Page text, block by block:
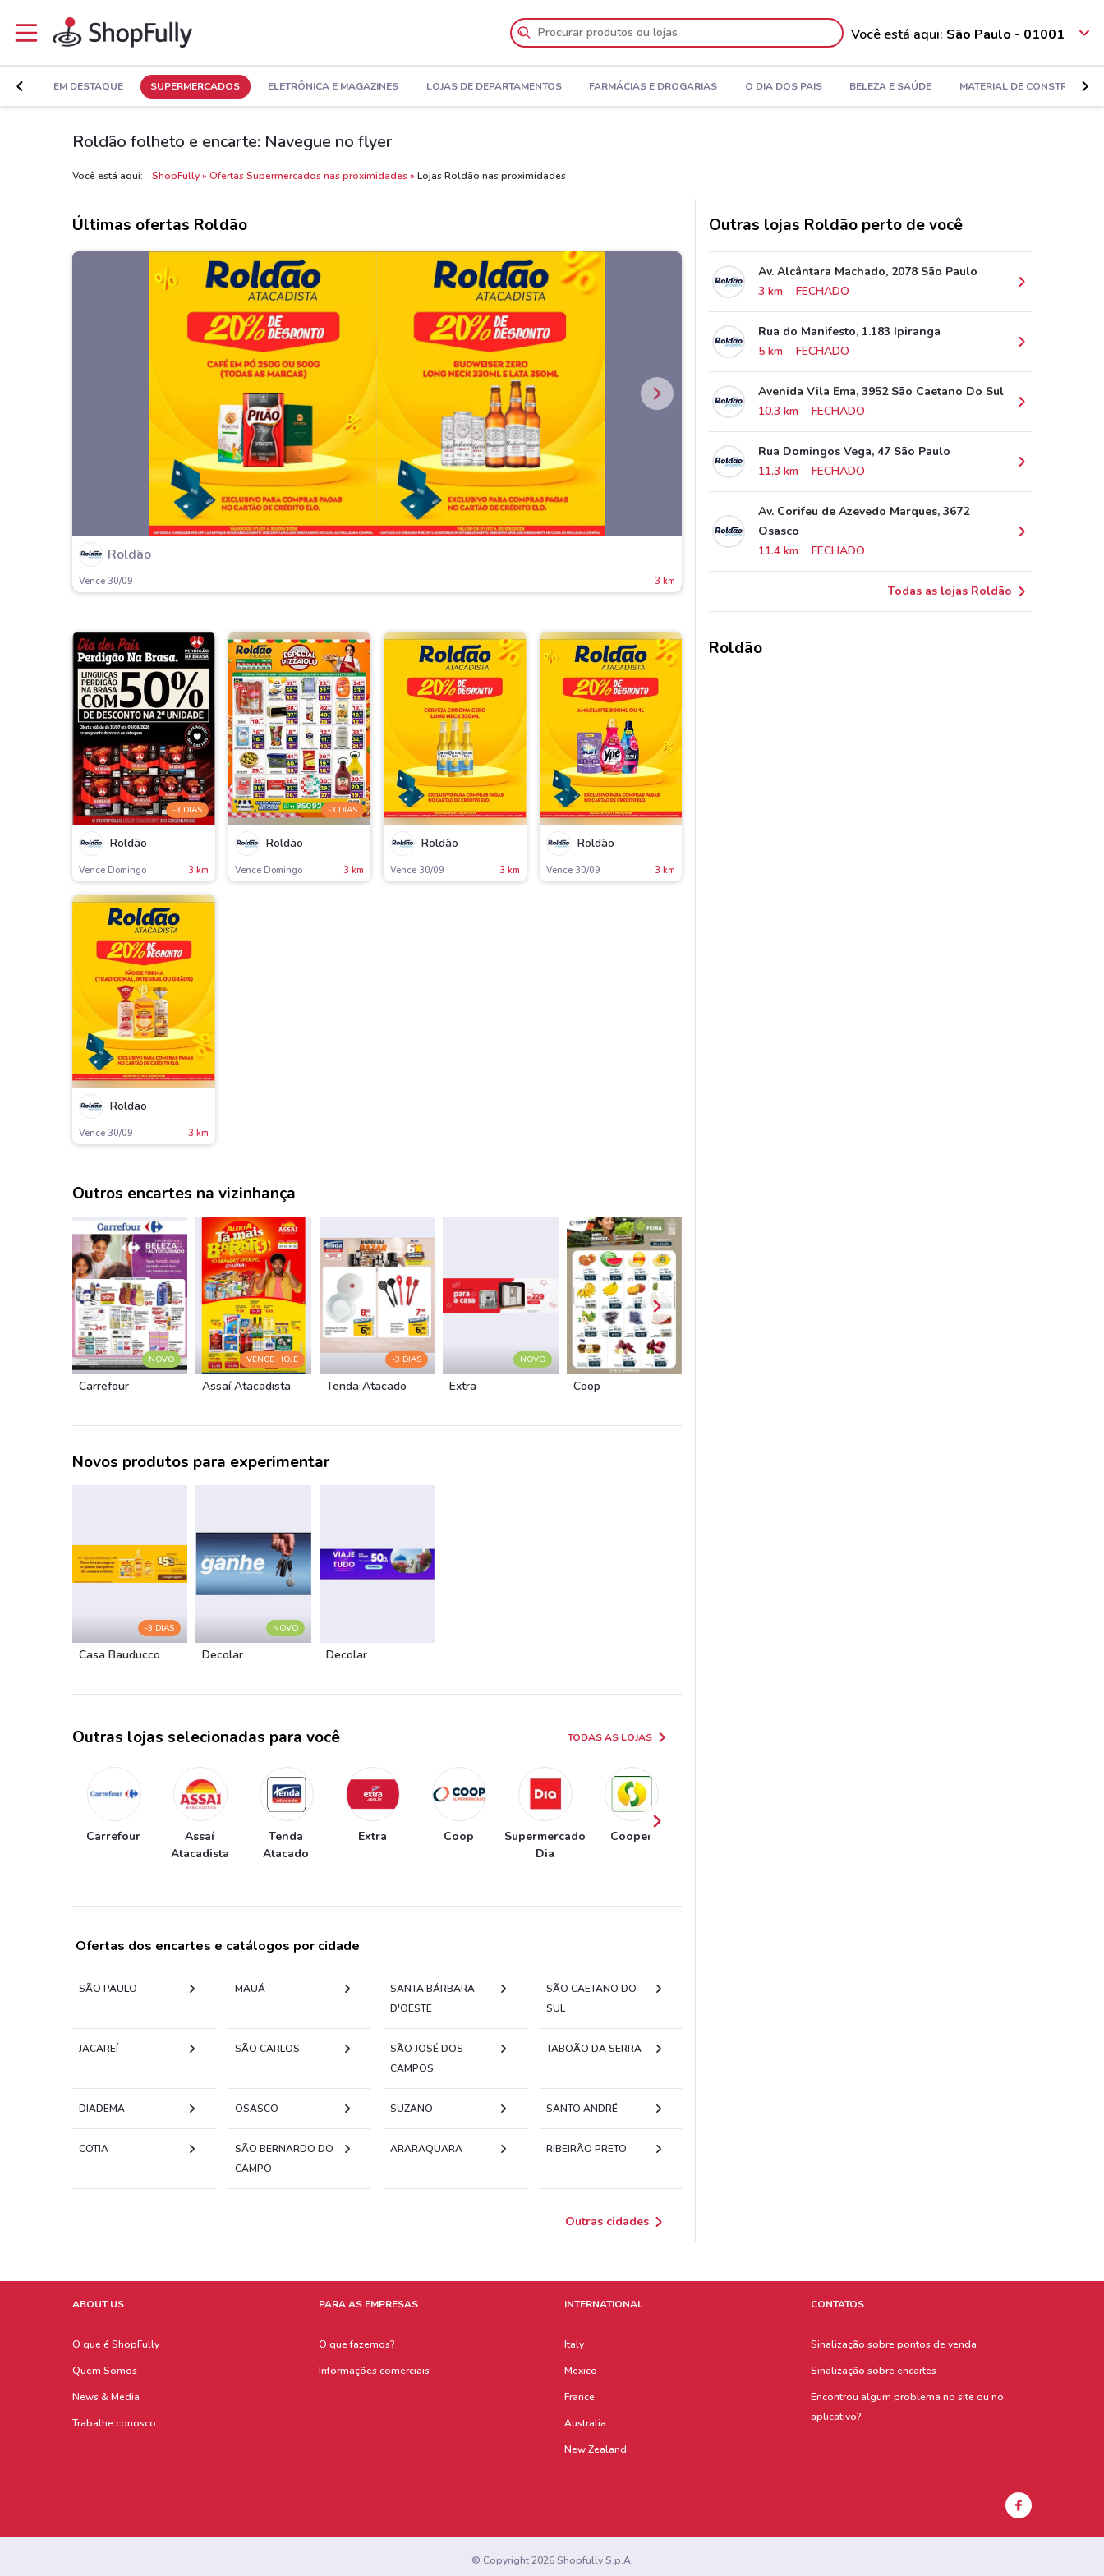
Você está aqui: São Paulo - 01001
EM DESTAQUE SUPERMERCADOS ELETRÔNICA E MAGAZINES LOJAS DE DEPARTAMENTOS FARMÁCIAS E DROGARIAS O DIA DOS PAIS BELEZA E SAÚDE MATERIAL DE CONSTRUÇÃO
Roldão folheto e encarte: Navegue no flyer
Você está aqui: ShopFully Ofertas Supermercados nas proximidades Lojas Roldão nas proximidades
Últimas ofertas Roldão
Roldão
Vence 30/09 3 km
-3 DIAS
Roldão
Vence Domingo 3 km
-3 DIAS
Roldão
Vence Domingo 3 km
Roldão
Vence 30/09 3 km
Roldão
Vence 30/09 3 km
Roldão
Vence 30/09 3 km
Outros encartes na vizinhança
NOVO
Carrefour
VENCE HOJE
Assaí Atacadista
-3 DIAS
Tenda Atacado
NOVO
Extra Coop
Novos produtos para experimentar
-3 DIAS
Casa Bauducco
NOVO
Decolar Decolar
Outras lojas selecionadas para você TODAS AS LOJAS
Carrefour
Assaí
Atacadista
Tenda
Atacado
Extra Coop
Supermercado
Dia
Cooper
Ofertas dos encartes e catálogos por cidade
SÃO PAULO MAUÁ
SANTA BÁRBARA
D'OESTE
SÃO CAETANO DO
SUL
JACAREÍ SÃO CARLOS
SÃO JOSÉ DOS
CAMPOS
TABOÃO DA SERRA
DIADEMA OSASCO SUZANO SANTO ANDRÉ
COTIA
SÃO BERNARDO DO
CAMPO
ARARAQUARA RIBEIRÃO PRETO
Outras cidades
Outras lojas Roldão perto de você
Av. Alcântara Machado, 2078 São Paulo
3 km
FECHADO
Rua do Manifesto, 1.183 Ipiranga
5 km
FECHADO
Avenida Vila Ema, 3952 São Caetano Do Sul
10.3 km
FECHADO
Rua Domingos Vega, 47 São Paulo
11.3 km
FECHADO
Av. Corifeu de Azevedo Marques, 3672
Osasco
11.4 km
FECHADO
Todas as lojas Roldão
Roldão
ABOUT US
O que é ShopFully
Quem Somos
News & Media
Trabalhe conosco
PARA AS EMPRESAS
O que fazemos?
Informações comerciais
INTERNATIONAL
Italy
Mexico
France
Australia
New Zealand
CONTATOS
Sinalização sobre pontos de venda
Sinalização sobre encartes
Encontrou algum problema no site ou no
aplicativo?
© Copyright 2026 Shopfully S.p.A.